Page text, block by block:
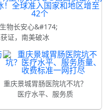
物长安心&#174;
证，南美破冰
重庆景城胃肠医院坑不坑？
医疗水平、服务质